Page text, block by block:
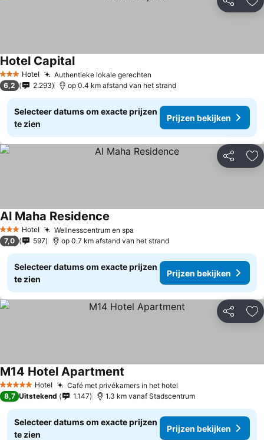
Delen
3 SterrenHotel Authentieke lokale gerechten
Hotel Capital
6,2 2.293 op 0.4 km afstand van het strand
Selecteer datums om exacte prijzen
te zien
Prijzen bekijken
Delen
3 SterrenHotel Wellnesscentrum en spa
Al Maha Residence
7,0 597 op 0.7 km afstand van het strand
Selecteer datums om exacte prijzen
te zien
Prijzen bekijken
Delen
5 Sterren Hotel Café met privékamers in het hotel
M14 Hotel Apartment
8,7 Uitstekend 1.147 1.3 km vanaf Stadscentrum
Selecteer datums om exacte prijzen
te zien
Prijzen bekijken